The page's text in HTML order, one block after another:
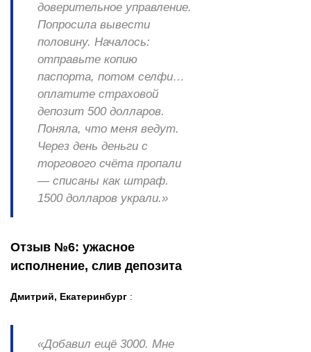
доверительное управление.
Попросила вывести
половину. Началось:
отправьте копию
паспорта, потом селфи…
оплатите страховой
депозит 500 долларов.
Поняла, что меня ведут.
Через день деньги с
торгового счёта пропали
— списаны как штраф.
1500 долларов украли.»
Отзыв №6: ужасное
исполнение, слив депозита
Дмитрий, Екатеринбург :
«Добавил ещё 3000. Мне